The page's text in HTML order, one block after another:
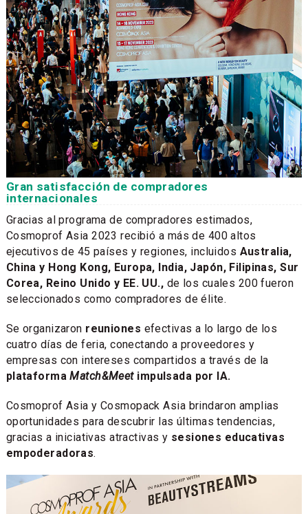
Gran satisfacción de compradores
internacionales
Gracias al programa de compradores estimados,
Cosmoprof Asia 2023 recibió a más de 400 altos
ejecutivos de 45 países y regiones, incluidos Australia,
China y Hong Kong, Europa, India, Japón, Filipinas, Sur
Corea, Reino Unido y EE. UU., de los cuales 200 fueron
seleccionados como compradores de élite.
Se organizaron reuniones efectivas a lo largo de los
cuatro días de feria, conectando a proveedores y
empresas con intereses compartidos a través de la
plataformaMatch&Meetimpulsada por IA.
Cosmoprof Asia y Cosmopack Asia brindaron amplias
oportunidades para descubrir las últimas tendencias,
gracias a iniciativas atractivas y sesiones educativas
empoderadoras.